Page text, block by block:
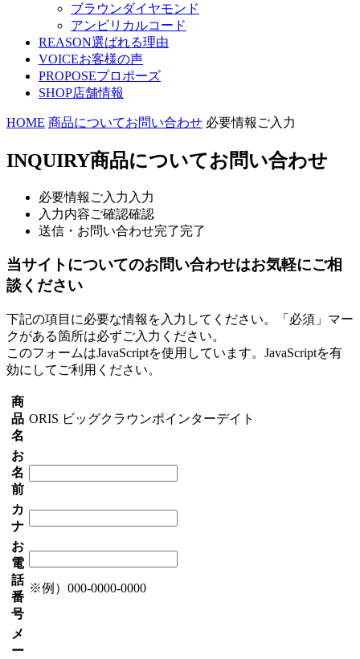
ブラウンダイヤモンド
アンビリカルコード
REASON選ばれる理由
VOICEお客様の声
PROPOSEプロポーズ
SHOP店舗情報
HOME 商品についてお問い合わせ 必要情報ご入力
INQUIRY商品についてお問い合わせ
必要情報ご入力 入力
入力内容ご確認確認
送信・お問い合わせ完了完了
当サイトについてのお問い合わせはお気軽にご相
談ください
下記の項目に必要な情報を入力してください。「必須」マー
クがある箇所は必ずご入力ください。
このフォームはJavaScriptを使用しています。JavaScriptを有
効にしてご利用ください。
商
品
名
ORIS ビッグクラウンポインターデイト
お
名
前
カ
ナ
お
電
話
番
号
※例）000-0000-0000
メ
ー